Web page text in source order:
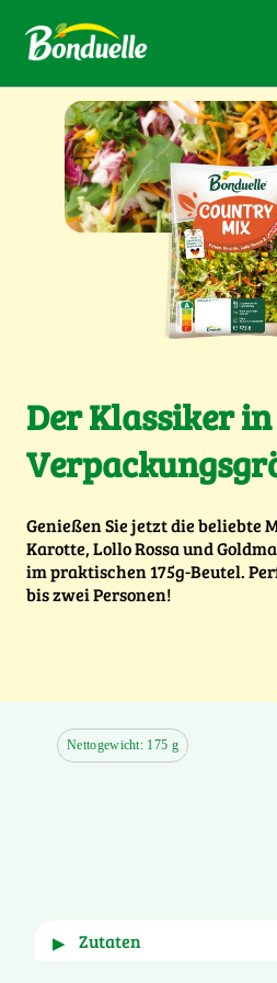
Der Klassiker
Genießen Sie jetzt die beliebte
Karotte, Lollo Rossa und
im praktischen 175g-Beutel.
bis zwei Personen!
Nettogewicht: 175 g
Zutaten
▶